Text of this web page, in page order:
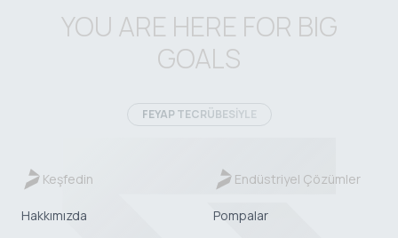
YOU ARE HERE FOR BIG
GOALS
FEYAP TECRÜBESİYLE
Keşfedin
Hakkımızda
Endüstriyel Çözümler
Pompalar